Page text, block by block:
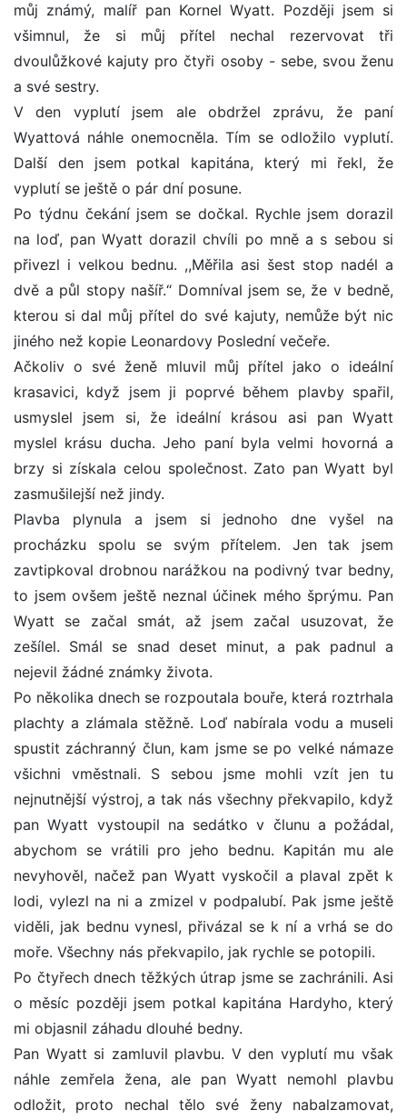
můj známý, malíř pan Kornel Wyatt. Později jsem si
všimnul, že si můj přítel nechal rezervovat tři
dvoulůžkové kajuty pro čtyři osoby - sebe, svou ženu
a své sestry.
V den vyplutí jsem ale obdržel zprávu, že paní
Wyattová náhle onemocněla. Tím se odložilo vyplutí.
Další den jsem potkal kapitána, který mi řekl, že
vyplutí se ještě o pár dní posune.
Po týdnu čekání jsem se dočkal. Rychle jsem dorazil
na loď, pan Wyatt dorazil chvíli po mně a s sebou si
přivezl i velkou bednu. ,,Měřila asi šest stop nadél a
dvě a půl stopy našíř.“ Domníval jsem se, že v bedně,
kterou si dal můj přítel do své kajuty, nemůže být nic
jiného než kopie Leonardovy Poslední večeře.
Ačkoliv o své ženě mluvil můj přítel jako o ideální
krasavici, když jsem ji poprvé během plavby spařil,
usmyslel jsem si, že ideální krásou asi pan Wyatt
myslel krásu ducha. Jeho paní byla velmi hovorná a
brzy si získala celou společnost. Zato pan Wyatt byl
zasmušilejší než jindy.
Plavba plynula a jsem si jednoho dne vyšel na
procházku spolu se svým přítelem. Jen tak jsem
zavtipkoval drobnou narážkou na podivný tvar bedny,
to jsem ovšem ještě neznal účinek mého šprýmu. Pan
Wyatt se začal smát, až jsem začal usuzovat, že
zešílel. Smál se snad deset minut, a pak padnul a
nejevil žádné známky života.
Po několika dnech se rozpoutala bouře, která roztrhala
plachty a zlámala stěžně. Loď nabírala vodu a museli
spustit záchranný člun, kam jsme se po velké námaze
všichni vměstnali. S sebou jsme mohli vzít jen tu
nejnutnější výstroj, a tak nás všechny překvapilo, když
pan Wyatt vystoupil na sedátko v člunu a požádal,
abychom se vrátili pro jeho bednu. Kapitán mu ale
nevyhověl, načež pan Wyatt vyskočil a plaval zpět k
lodi, vylezl na ni a zmizel v podpalubí. Pak jsme ještě
viděli, jak bednu vynesl, přivázal se k ní a vrhá se do
moře. Všechny nás překvapilo, jak rychle se potopili.
Po čtyřech dnech těžkých útrap jsme se zachránili. Asi
o měsíc později jsem potkal kapitána Hardyho, který
mi objasnil záhadu dlouhé bedny.
Pan Wyatt si zamluvil plavbu. V den vyplutí mu však
náhle zemřela žena, ale pan Wyatt nemohl plavbu
odložit, proto nechal tělo své ženy nabalzamovat,